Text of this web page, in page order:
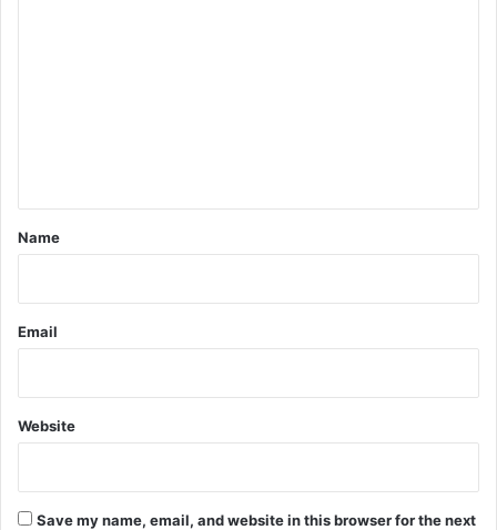
*
Name
Email
Website
Save my name, email, and website in this browser for the next